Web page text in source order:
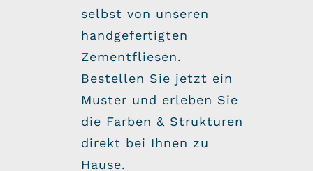
selbst von unseren
handgefertigten
Zementfliesen.
Bestellen Sie jetzt ein
Muster und erleben Sie
die Farben & Strukturen
direkt bei Ihnen zu
Hause.